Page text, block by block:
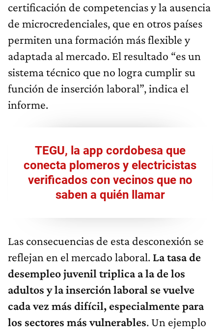
certificación de competencias y la ausencia
de microcredenciales, que en otros países
permiten una formación más flexible y
adaptada al mercado. El resultado “es un
sistema técnico que no logra cumplir su
función de inserción laboral”, indica el
informe.
TEGU, la app cordobesa que
conecta plomeros y electricistas
verificados con vecinos que no
saben a quién llamar
Las consecuencias de esta desconexión se
reflejan en el mercado laboral. La tasa de
desempleo juvenil triplica a la de los
adultos y la inserción laboral se vuelve
cada vez más difícil, especialmente para
los sectores más vulnerables. Un ejemplo